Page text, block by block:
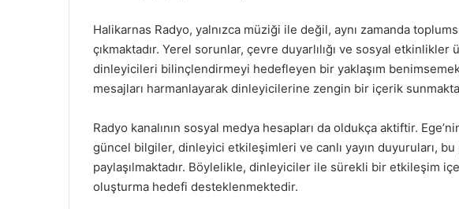
Halikarnas Radyo, yalnızca müziği ile değil, aynı zamanda
çıkmaktadır. Yerel sorunlar, çevre duyarlılığı ve sosyal etkinlikler
dinleyicileri bilinçlendirmeyi hedefleyen bir yaklaşım
mesajları harmanlayarak dinleyicilerine zengin bir içerik
Radyo kanalının sosyal medya hesapları da oldukça aktiftir.
güncel bilgiler, dinleyici etkileşimleri ve canlı yayın duyuruları,
paylaşılmaktadır. Böylelikle, dinleyiciler ile sürekli bir etkileşim
oluşturma hedefi desteklenmektedir.